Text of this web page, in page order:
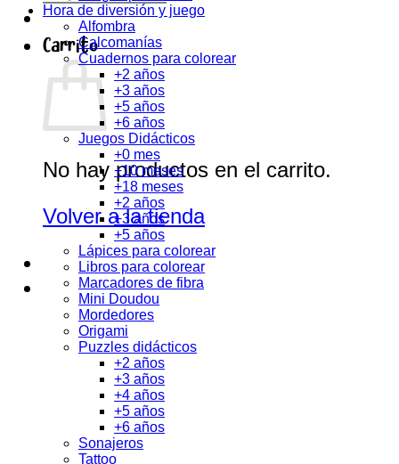
Carrito
No hay productos en el carrito.
Volver a la tienda
Hora de diversión y juego
Alfombra
Calcomanías
Cuadernos para colorear
+2 años
+3 años
+5 años
+6 años
Juegos Didácticos
+0 mes
+10 meses
+18 meses
+2 años
+3 años
+5 años
Lápices para colorear
Libros para colorear
Marcadores de fibra
Mini Doudou
Mordedores
Origami
Puzzles didácticos
+2 años
+3 años
+4 años
+5 años
+6 años
Sonajeros
Tattoo